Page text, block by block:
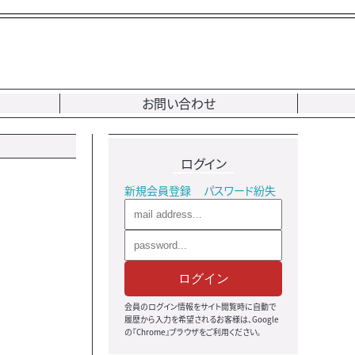
お問い合わせ
ログイン
新規会員登録 パスワード紛失
ログイン
会員のログイン情報をサイト閲覧時に自動で
履歴から入力を希望されるお客様は、Google
の『Chrome』ブラウザをご利用ください。